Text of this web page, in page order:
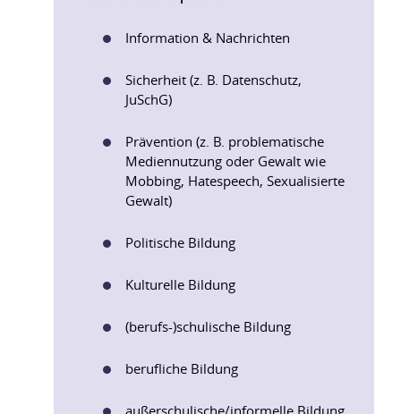
Information & Nachrichten
Sicherheit (z. B. Datenschutz,
JuSchG)
Prävention (z. B. problematische
Mediennutzung oder Gewalt wie
Mobbing, Hatespeech, Sexualisierte
Gewalt)
Politische Bildung
Kulturelle Bildung
(berufs-)schulische Bildung
berufliche Bildung
außerschulische/informelle Bildung